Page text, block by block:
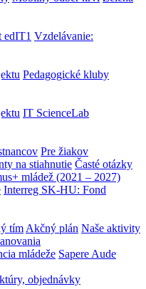
edIT1 Vzdelávanie:
Pedagogické kluby
IT ScienceLab
Pre žiakov
na stiahnutie Časté otázky
mládež (2021 – 2027)
Interreg SK-HU: Fond
tím Akčný plán Naše aktivity
mládeže Sapere Aude
objednávky